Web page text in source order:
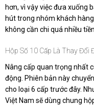
hơn, vì vậy việc đưa xuống
hút trong nhóm khách
không cần chi quá nhiều tiền.
Hộp Số 10 Cấp Là Thay Đổi
Nâng cấp quan trọng nhất
động. Phiên bản này
cho loại 6 cấp trước đây.
Việt Nam sẽ dùng chung